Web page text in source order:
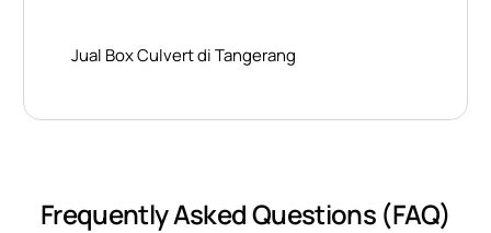
Jual Box Culvert di Tangerang
Frequently Asked Questions (FAQ)